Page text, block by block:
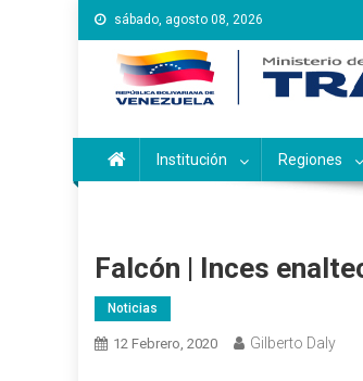
Saltar
al
contenido
sábado, agosto 08, 2026
Instituto
Inces
Institución Regiones
Falcón | Inces
Noticias
12 Febrero, 2020 Gilberto Daly